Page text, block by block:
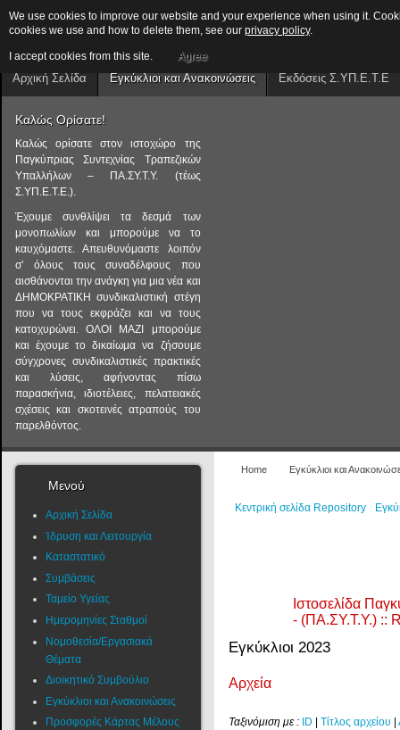
Αρχική Σελίδα Εγκύκλιοι και Ανακοινώσεις Εκδόσεις Σ.ΥΠ.Ε.Τ.Ε
Καλώς Ορίσατε!
Καλώς ορίσατε στον ιστοχώρο της
Παγκύπριας Συντεχνίας Τραπεζικών
Υπαλλήλων – ΠΑ.ΣΥ.Τ.Υ. (τέως
Σ.ΥΠ.Ε.Τ.Ε.).
Έχουμε συνθλίψει τα δεσμά των
μονοπωλίων και μπορούμε να το
καυχόμαστε. Απευθυνόμαστε λοιπόν
σ’ όλους τους συναδέλφους που
αισθάνονται την ανάγκη για μια νέα και
ΔΗΜΟΚΡΑΤΙΚΗ συνδικαλιστική στέγη
που να τους εκφράζει και να τους
κατοχυρώνει. ΟΛΟΙ ΜΑΖΙ μπορούμε
και έχουμε το δικαίωμα να ζήσουμε
σύγχρονες συνδικαλιστικές πρακτικές
και λύσεις, αφήνοντας πίσω
παρασκήνια, ιδιοτέλειες, πελατειακές
σχέσεις και σκοτεινές ατραπούς του
παρελθόντος.
Home Εγκύκλιοι και
Κεντρική σελίδα Repository
Ιστοσελίδα
- (ΠΑ.ΣΥ.Τ.Υ.) ::
Εγκύκλιοι 2023
Αρχεία
Ταξινόμιση με : ID | Τίτλος αρχείου |
Μενού
Αρχική Σελίδα
Ίδρυση και Λειτουργία
Καταστατικό
Συμβάσεις
Ταμείο Υγείας
Ημερομηνίες Σταθμοί
Νομοθεσία/Εργασιακά
Θέματα
Διοικητικό Συμβούλιο
Εγκύκλιοι και Ανακοινώσεις
Προσφορές Κάρτας Μέλους
We use cookies to improve our website and your experience when using it.
cookies we use and how to delete them, see our privacy policy.
I accept cookies from this site. Agree